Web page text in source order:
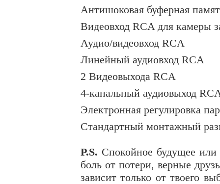
Антишоковая буферная
Видеовход RCA для камеры
Аудио/видеовход RCA
Линейный аудиовход RCA
2 Видеовыхода RCA
4-канальный аудиовыход
Электронная регулировка
Стандартный монтажный
P.S. Спокойное будущее
боль от потери, верные
зависит только от твоего